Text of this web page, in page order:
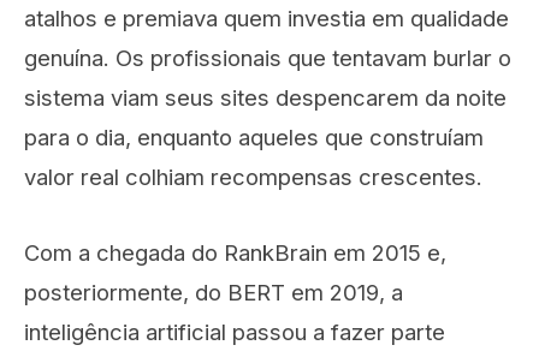
atalhos e premiava quem investia em qualidade
genuína. Os profissionais que tentavam burlar o
sistema viam seus sites despencarem da noite
para o dia, enquanto aqueles que construíam
valor real colhiam recompensas crescentes.
Com a chegada do RankBrain em 2015 e,
posteriormente, do BERT em 2019, a
inteligência artificial passou a fazer parte